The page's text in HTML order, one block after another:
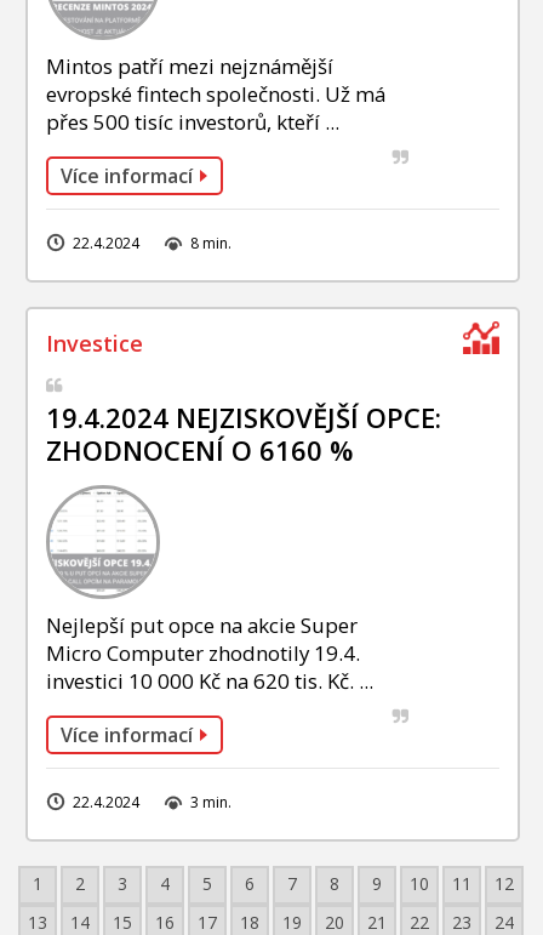
Mintos patří mezi nejznámější
evropské fintech společnosti. Už má
přes 500 tisíc investorů, kteří ...
Více informací
22.4.2024 8 min.
19.4.2024 NEJZISKOVĚJŠÍ OPCE:
ZHODNOCENÍ O 6160 %
Nejlepší put opce na akcie Super
Micro Computer zhodnotily 19.4.
investici 10 000 Kč na 620 tis. Kč. ...
Více informací
22.4.2024 3 min.
1 2 3 4 5 6 7 8 9 10 11
12
13
14 15 16 17 18 19 20 21 22 23
24